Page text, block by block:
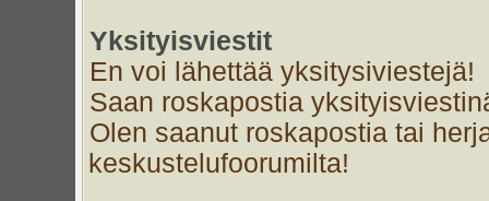
Yksityisviestit
En voi lähettää yksitysiviestejä!
Saan roskapostia
Olen saanut roskapostia tai
keskustelufoorumilta!